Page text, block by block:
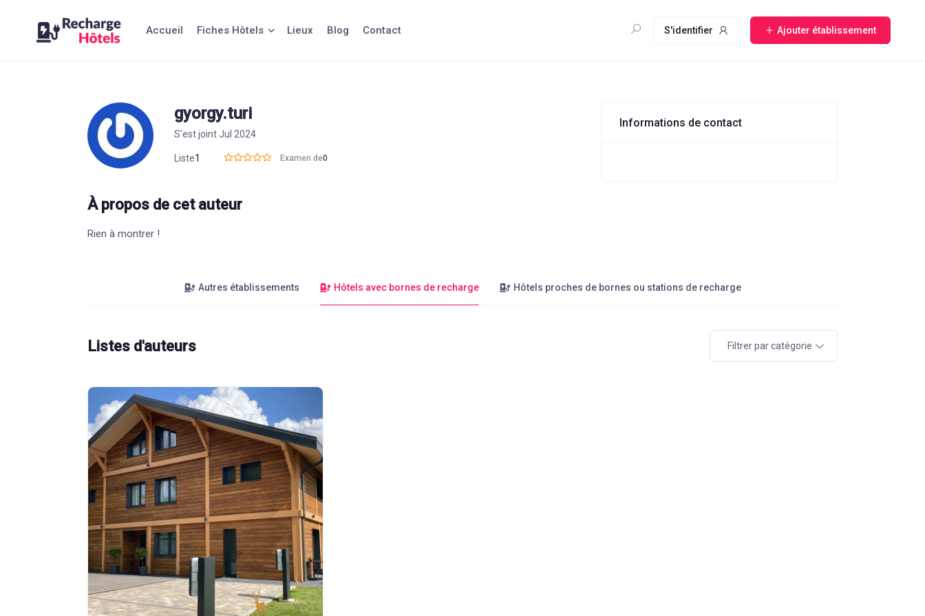
contenu
Accueil Fiches Hôtels Lieux Blog Contact S'identifier Ajouter établissement
gyorgy.turi
S'est joint Jul 2024
Liste1 Examen de0
À propos de cet auteur
Rien à montrer !
Informations de contact
Autres établissements Hôtels avec bornes de recharge Hôtels proches de bornes ou stations de recharge
Listes d'auteurs Filtrer par catégorie